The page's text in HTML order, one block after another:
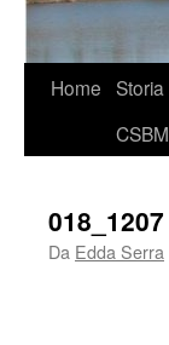
VaiHome Storia
CSBM
018_1207
Da Edda Serra